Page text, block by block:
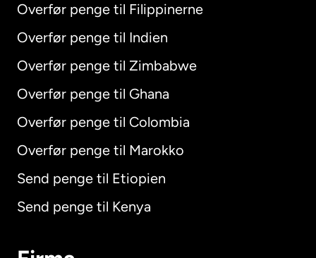
Overfør penge til Filippinerne
Overfør penge til Indien
Overfør penge til Zimbabwe
Overfør penge til Ghana
Overfør penge til Colombia
Overfør penge til Marokko
Send penge til Etiopien
Send penge til Kenya